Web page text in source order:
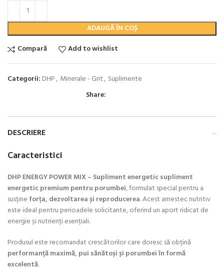
ADAUGĂ ÎN COȘ
Compară
Add to wishlist
Categorii: DHP, Minerale - Grit, Suplimente
Share:
DESCRIERE
Caracteristici
DHP ENERGY POWER MIX – Supliment energetic supliment
energetic premium pentru porumbei, formulat special pentru a
susține forța, dezvoltarea și reproducerea. Acest amestec nutritiv
este ideal pentru perioadele solicitante, oferind un aport ridicat de
energie și nutrienți esențiali.
Produsul este recomandat crescătorilor care doresc să obțină
performanță maximă, pui sănătoși și porumbei în formă
excelentă.